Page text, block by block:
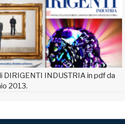
DIRIGENTI INDUSTRIA in pdf da
2013.